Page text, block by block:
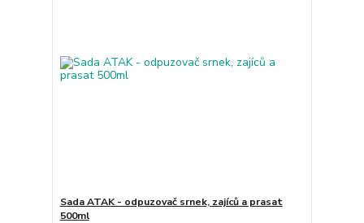
Sada ATAK - odpuzovač srnek, zajíců a prasat
500ml